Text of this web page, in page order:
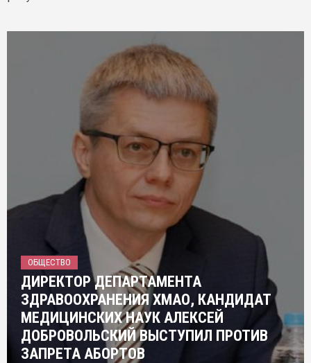
ОБЩЕСТВО
ДИРЕКТОР ДЕПАРТАМЕНТА
ЗДРАВООХРАНЕНИЯ ХМАО, КАНДИДАТ
МЕДИЦИНСКИХ НАУК АЛЕКСЕЙ
ДОБРОВОЛЬСКИЙ ВЫСТУПИЛ ПРОТИВ
ЗАПРЕТА АБОРТОВ